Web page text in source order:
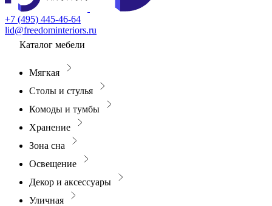
+7 (495) 445-46-64
lid@freedominteriors.ru
Каталог мебели
Мягкая
Столы и стулья
Комоды и тумбы
Хранение
Зона сна
Освещение
Декор и аксессуары
Уличная